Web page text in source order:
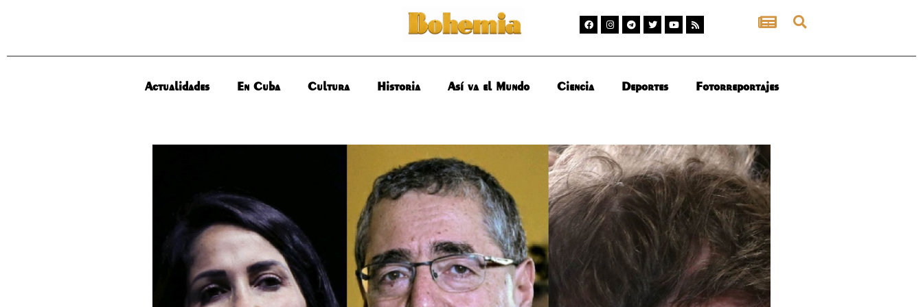
Actualidades En Cuba Cultura Historia Así va el Mundo Ciencia Deportes Fotorreportajes